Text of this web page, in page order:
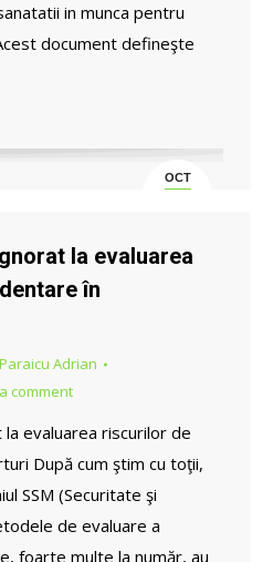
in munca pentru
document defineşte
OCT
la evaluarea
în
Paraicu Adrian
comment
evaluarea riscurilor de
După cum ştim cu toţii,
SSM (Securitate şi
de evaluare a
foarte multe la număr, au